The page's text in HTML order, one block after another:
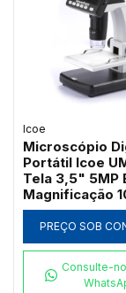
Icoe
Microscópio
Portátil Icoe
Tela 3,5" 5MP
Magnificação
e Iluminação
PREÇO SOB
Consulte-